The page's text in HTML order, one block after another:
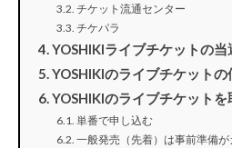
チケット流通センター
チケパラ
YOSHIKIライブチケットの当
YOSHIKIのライブチケットの
YOSHIKIのライブチケットを
単番で申し込む
一般発売（先着）は事前準備が